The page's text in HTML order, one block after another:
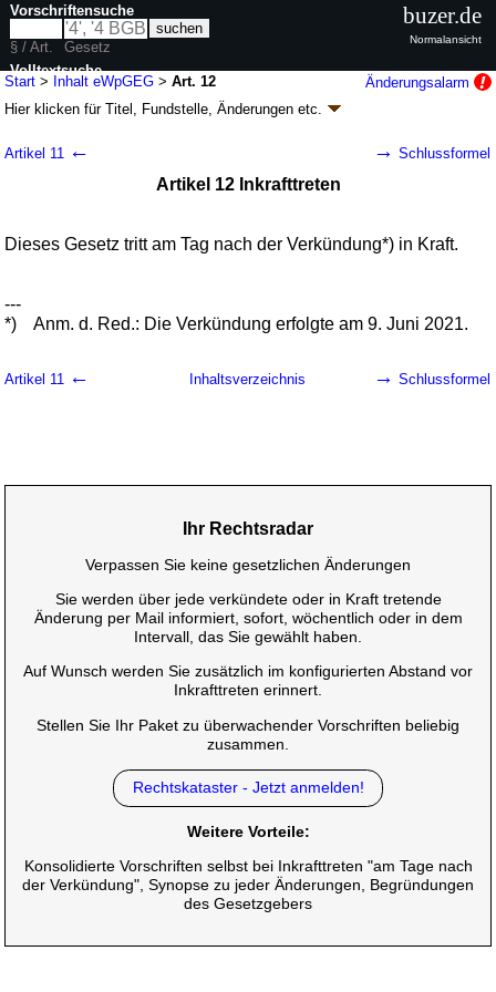
Start > Inhalt eWpGEG >Art. 12
Änderungsalarm
Hier klicken fürTitel, Fundstelle, Änderungen etc.
elektronischen Wertpapieren (eWpGEGk.a.Abk.)
BGBl. I S. 1423(Nr. 29); Geltung ab 10.06.2021
wird in 13 Vorschriften zitiert
Artikel 11 ← → Schlussformel
Artikel 12 Inkrafttreten
Dieses Gesetz tritt am Tag nach der Verkündung*) in Kraft.
---
*)
Anm. d. Red.: Die Verkündung erfolgte am 9. Juni 2021.
Artikel 11 ← Inhaltsverzeichnis → Schlussformel
Vorschriftensuche
§ / Art.
Gesetz
Volltextsuche
nur in eWpGEG
buzer.de
Normalansicht
Ihr Rechtsradar
Verpassen Sie keine gesetzlichen Änderungen
Sie werden über jede verkündete oder in Kraft tretende
Änderung per Mail informiert, sofort, wöchentlich oder in dem
Intervall, das Sie gewählt haben.
Auf Wunsch werden Sie zusätzlich im konfigurierten Abstand vor
Inkrafttreten erinnert.
Stellen Sie Ihr Paket zu überwachender Vorschriften beliebig
zusammen.
Rechtskataster - Jetzt anmelden!
Weitere Vorteile:
Konsolidierte Vorschriften selbst bei Inkrafttreten "am Tage nach
der Verkündung", Synopse zu jeder Änderungen, Begründungen
des Gesetzgebers